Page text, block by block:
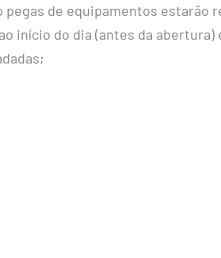
pegas de equipamentos estarão
início do dia (antes da abertura)